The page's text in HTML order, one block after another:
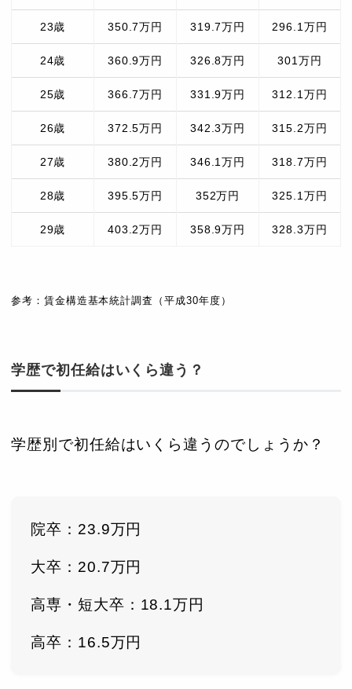
23歳 350.7万円 319.7万円 296.1万円
24歳 360.9万円 326.8万円 301万円
25歳 366.7万円 331.9万円 312.1万円
26歳 372.5万円 342.3万円 315.2万円
27歳 380.2万円 346.1万円 318.7万円
28歳 395.5万円 352万円 325.1万円
29歳 403.2万円 358.9万円 328.3万円
参考：賃金構造基本統計調査（平成30年度）
学歴で初任給はいくら違う？
学歴別で初任給はいくら違うのでしょうか？
院卒：23.9万円
大卒：20.7万円
高専・短大卒：18.1万円
高卒：16.5万円